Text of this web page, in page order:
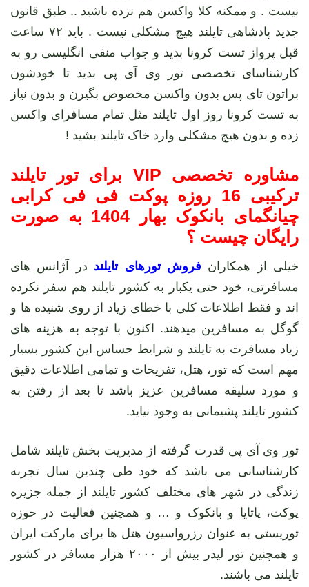
نیست . و ممکنه کلا واکسن هم نزده باشید .. طبق قانون
جدید پادشاهی تایلند هیچ مشکلی نیست . باید ۷۲ ساعت
قبل پرواز تست کرونا بدید و جواب منفی انگلیسی رو به
کارشناسای تخصصی تور وی آی پی بدید تا خودشون
براتون تای پس بدون واکسن مخصوص بگیرن و بدون نیاز
به تست کرونا روز اول تایلند مثل تمام مسافرای واکسن
زده و بدون هیچ مشکلی وارد خاک تایلند بشید !
مشاوره تخصصی VIP برای تور تایلند
ترکیبی 16 روزه پوکت فی فی کرابی
چیانگمای بانکوک بهار 1404 به صورت
رایگان چیست ؟
خیلی از همکاران فروش تورهای تایلند در آژانس های
مسافرتی، خود حتی یکبار به کشور تایلند هم سفر نکرده
اند و فقط اطلاعات کلی با خطای زیاد از روی شنیده ها و
گوگل به مسافرین میدهند. اکنون با توجه به هزینه های
زیاد مسافرت به تایلند و شرایط حساس این کشور بسیار
مهم است که تور، هتل، تفریحات و تمامی اطلاعات دقیق
و مورد سلیقه مسافرین عزیز باشد تا بعد از رفتن به
کشور تایلند پشیمانی به وجود نیاید.
تور وی آی پی قدرت گرفته از مدیریت بخش تایلند شامل
کارشناسانی می باشد که خود طی چندین سال تجربه
زندگی در شهر های مختلف کشور تایلند از جمله جزیره
پوکت، پاتایا و بانکوک و … و همچنین فعالیت در حوزه
توریستی به عنوان رزرواسیون هتل ها برای مارکت ایران
و همچنین تور لیدر بیش از ۲۰۰۰ هزار مسافر در کشور
تایلند می باشند.